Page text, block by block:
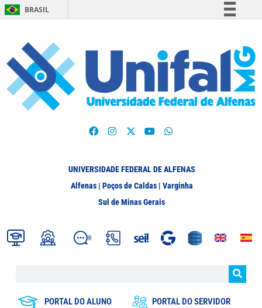
BRASIL
Participe
Acesso à informação
Legislação
UNIVERSIDADE FEDERAL DE ALFENAS
Alfenas | Poços de Caldas | Varginha
Sul de Minas Gerais
PORTAL DO ALUNO PORTAL DO SERVIDOR